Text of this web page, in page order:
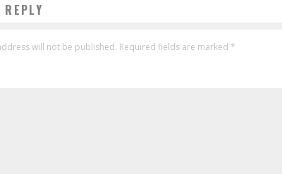
will not be published. Required fields are marked *